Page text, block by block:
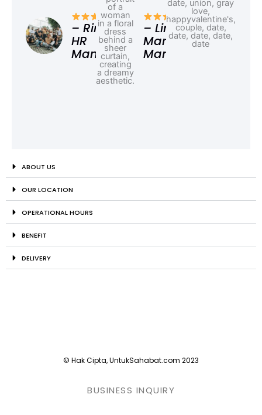
– Rina,
HR
Manager
– Linda,
Marketing
Manager
ABOUT US
OUR LOCATION
OPERATIONAL HOURS
BENEFIT
DELIVERY
© Hak Cipta, UntukSahabat.com 2023
BUSINESS INQUIRY